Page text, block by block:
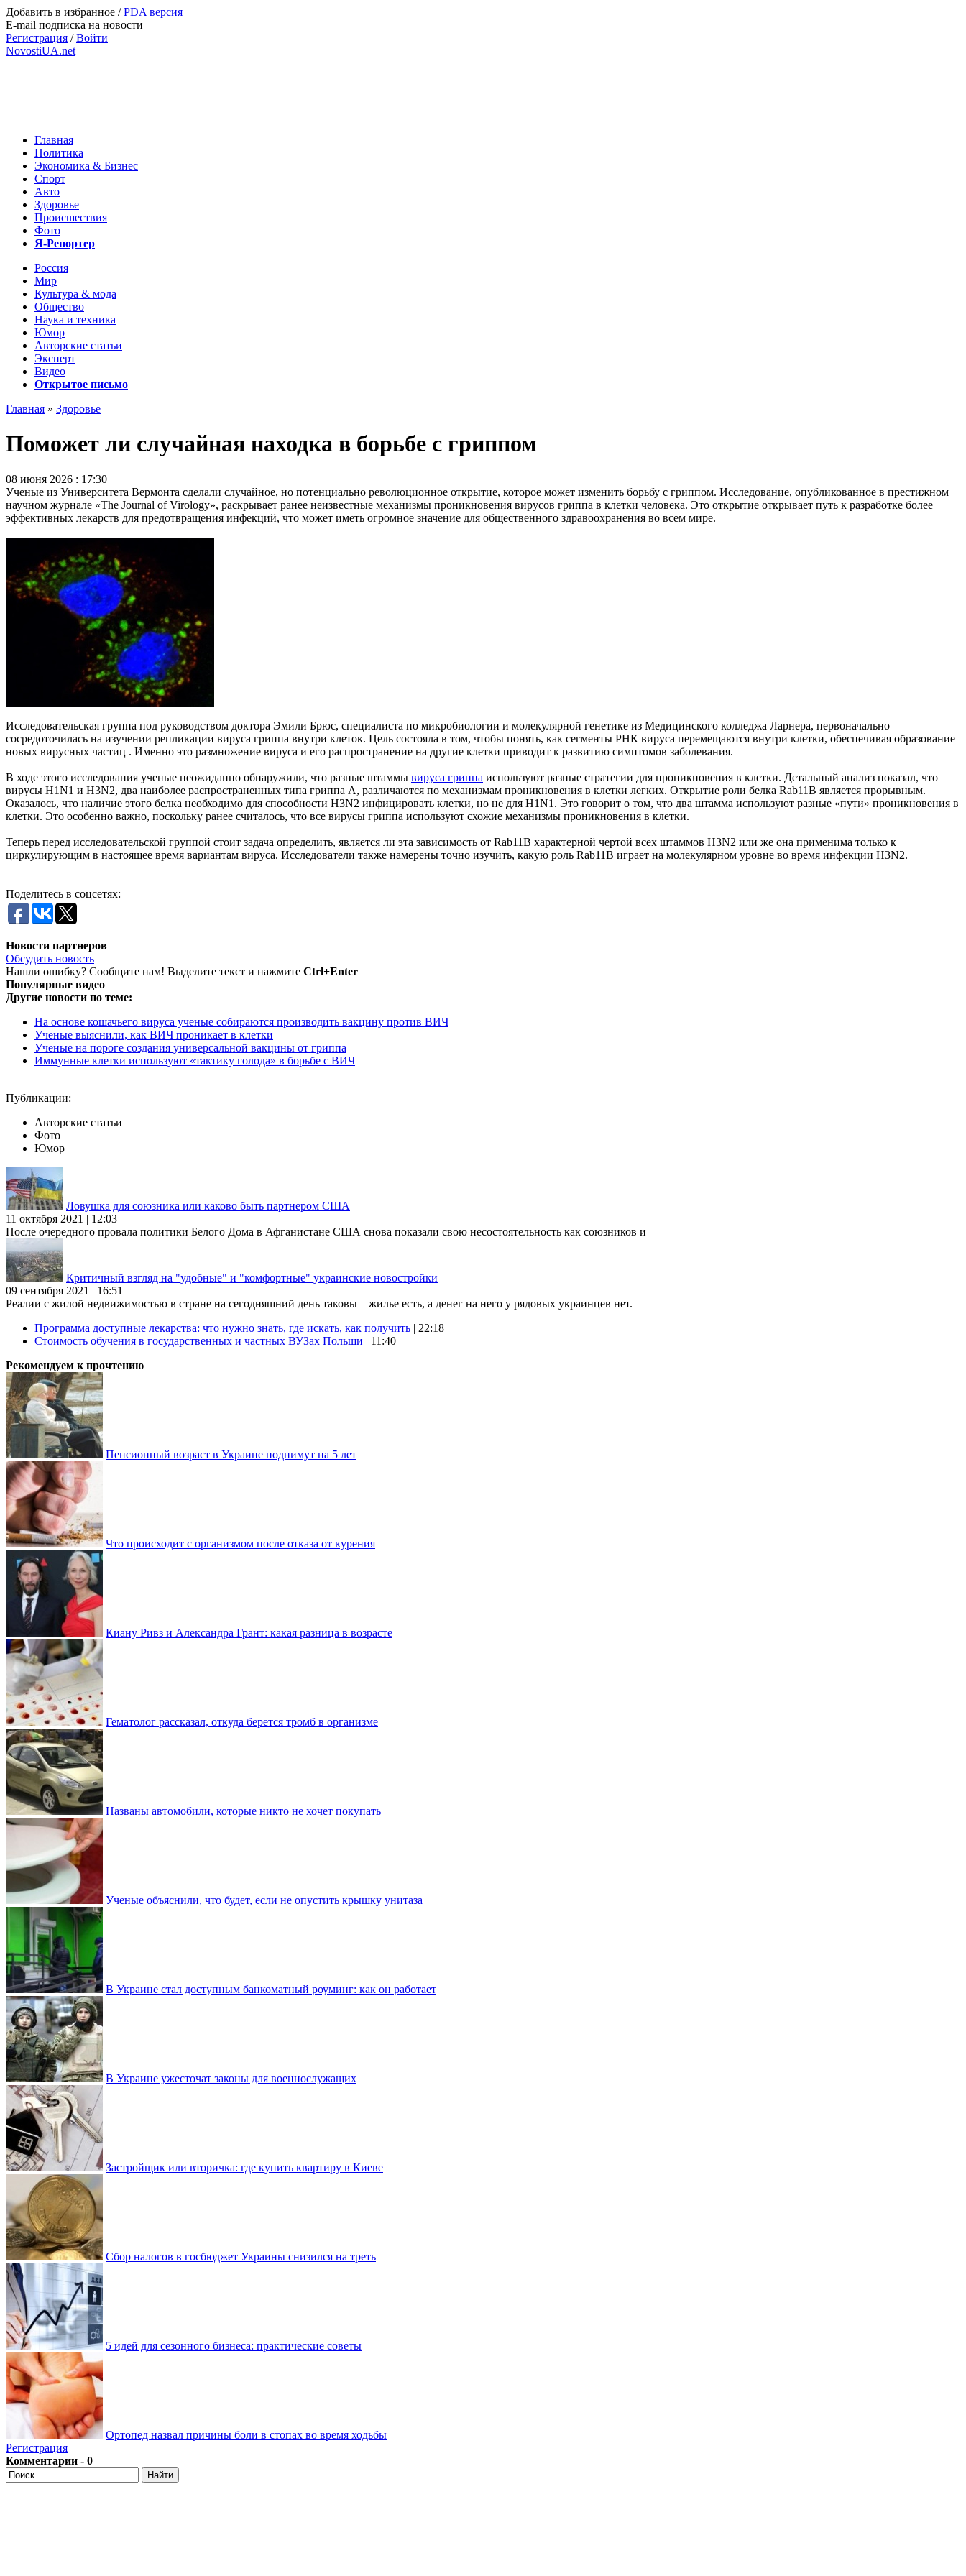
Добавить в избранное /PDA версия
E-mail подписка на новости
Регистрация /Войти
NovostiUA.net
Главная
Политика
Экономика & Бизнес
Спорт
Авто
Здоровье
Происшествия
Фото
Я-Репортер
Россия
Мир
Культура & мода
Общество
Наука и техника
Юмор
Авторские статьи
Эксперт
Видео
Открытое письмо
Главная » Здоровье
Поможет ли случайная находка в борьбе с гриппом
08 июня 2026 : 17:30
Ученые из Университета Вермонта сделали случайное, но потенциально революционное открытие, которое может изменить борьбу с гриппом. Исследование, опубликованное в престижном
научном журнале «The Journal of Virology», раскрывает ранее неизвестные механизмы проникновения вирусов гриппа в клетки человека. Это открытие открывает путь к разработке более
эффективных лекарств для предотвращения инфекций, что может иметь огромное значение для общественного здравоохранения во всем мире.
Исследовательская группа под руководством доктора Эмили Брюс, специалиста по микробиологии и молекулярной генетике из Медицинского колледжа Ларнера, первоначально
сосредоточилась на изучении репликации вируса гриппа внутри клеток. Цель состояла в том, чтобы понять, как сегменты РНК вируса перемещаются внутри клетки, обеспечивая образование
новых вирусных частиц . Именно это размножение вируса и его распространение на другие клетки приводит к развитию симптомов заболевания.
В ходе этого исследования ученые неожиданно обнаружили, что разные штаммы вируса гриппа используют разные стратегии для проникновения в клетки. Детальный анализ показал, что
вирусы H1N1 и H3N2, два наиболее распространенных типа гриппа А, различаются по механизмам проникновения в клетки легких. Открытие роли белка Rab11B является прорывным.
Оказалось, что наличие этого белка необходимо для способности H3N2 инфицировать клетки, но не для H1N1. Это говорит о том, что два штамма используют разные «пути» проникновения в
клетки. Это особенно важно, поскольку ранее считалось, что все вирусы гриппа используют схожие механизмы проникновения в клетки.
Теперь перед исследовательской группой стоит задача определить, является ли эта зависимость от Rab11B характерной чертой всех штаммов H3N2 или же она применима только к
циркулирующим в настоящее время вариантам вируса. Исследователи также намерены точно изучить, какую роль Rab11B играет на молекулярном уровне во время инфекции H3N2.
Поделитесь в соцсетях:
Новости партнеров
Обсудить новость
Нашли ошибку? Сообщите нам! Выделите текст и нажмите Ctrl+Enter
Популярные видео
Другие новости по теме:
На основе кошачьего вируса ученые собираются производить вакцину против ВИЧ
Ученые выяснили, как ВИЧ проникает в клетки
Ученые на пороге создания универсальной вакцины от гриппа
Иммунные клетки используют «тактику голода» в борьбе с ВИЧ
Публикации:
Авторские статьи
Фото
Юмор
Ловушка для союзника или каково быть партнером США
11 октября 2021 | 12:03
После очередного провала политики Белого Дома в Афганистане США снова показали свою несостоятельность как союзников и
Критичный взгляд на "удобные" и "комфортные" украинские новостройки
09 сентября 2021 | 16:51
Реалии с жилой недвижимостью в стране на сегодняшний день таковы – жилье есть, а денег на него у рядовых украинцев нет.
Программа доступные лекарства: что нужно знать, где искать, как получить | 22:18
Стоимость обучения в государственных и частных ВУЗах Польши | 11:40
Рекомендуем к прочтению
Пенсионный возраст в Украине поднимут на 5 лет
Что происходит с организмом после отказа от курения
Киану Ривз и Александра Грант: какая разница в возрасте
Гематолог рассказал, откуда берется тромб в организме
Названы автомобили, которые никто не хочет покупать
Ученые объяснили, что будет, если не опустить крышку унитаза
В Украине стал доступным банкоматный роуминг: как он работает
В Украине ужесточат законы для военнослужащих
Застройщик или вторичка: где купить квартиру в Киеве
Сбор налогов в госбюджет Украины снизился на треть
5 идей для сезонного бизнеса: практические советы
Ортопед назвал причины боли в стопах во время ходьбы
Регистрация
Комментарии - 0